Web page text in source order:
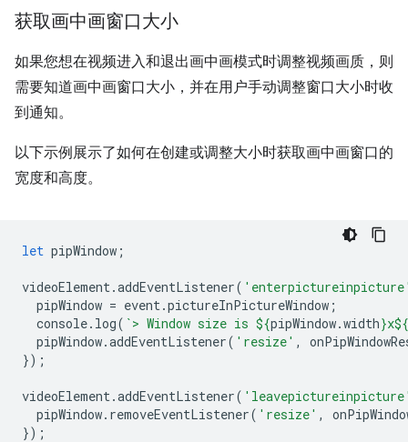
获取画中画窗口大小
如果您想在视频进入和退出画中画模式时调整视频画质，则
需要知道画中画窗口大小，并在用户手动调整窗口大小时收
到通知。
以下示例展示了如何在创建或调整大小时获取画中画窗口的
宽度和高度。
let pipWindow ;
videoElement.addEventListener(
pipWindow = event.pictureInPictureWindow ;
console. log( `> Window size is ${pipWindow.width}x${
pipWindow.addEventListener( 'resize' ,
});
videoElement.addEventListener(
pipWindow. removeEventListener( 'resize' ,
});